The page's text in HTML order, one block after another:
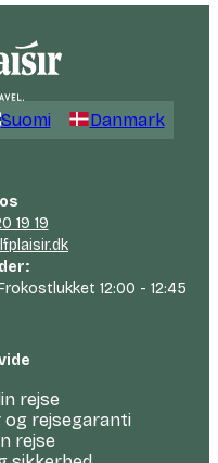
Suomi Danmark
19 19
12:00 - 12:45
rejse
og rejsegaranti
rejse